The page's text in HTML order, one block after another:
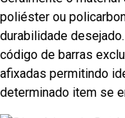
poliéster ou
durabilidade
código de barras
afixadas permitindo
determinado item se